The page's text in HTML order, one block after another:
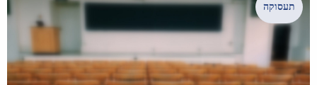
תעסוקה